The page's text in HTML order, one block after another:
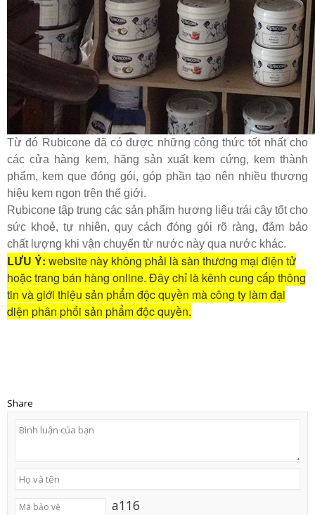
Từ đó Rubicone đã có được những công thức tốt nhất cho
các cửa hàng kem, hãng sản xuất kem cứng, kem thành
phẩm, kem que đóng gói, góp phần tạo nên nhiều thương
hiệu kem ngon trên thế giới.
Rubicone tập trung các sản phẩm hương liệu trái cây tốt cho
sức khoẻ, tự nhiên, quy cách đóng gói rõ ràng, đảm bảo
chất lượng khi vận chuyển từ nước này qua nước khác.
LƯU Ý: website này không phải là sàn thương mại điện tử
hoặc trang bán hàng online. Đây chỉ là kênh cung cấp thông
tin và giới thiệu sản phẩm độc quyền mà công ty làm đại
diện phân phối sản phẩm độc quyền.
Share
a116